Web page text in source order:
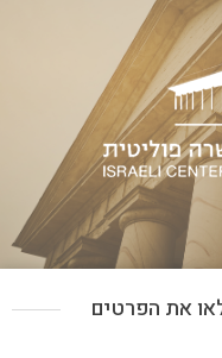
את הפרטים